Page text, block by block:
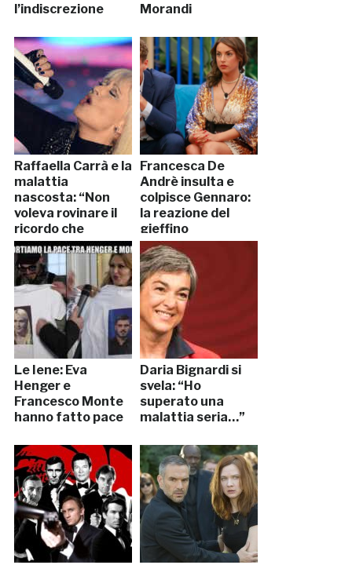
l’indiscrezione
Morandi
Raffaella Carrà e la
malattia
nascosta: “Non
voleva rovinare il
ricordo che
avevamo di lei”
Francesca De
Andrè insulta e
colpisce Gennaro:
la reazione del
gieffino
Le Iene: Eva
Henger e
Francesco Monte
hanno fatto pace
Daria Bignardi si
svela: “Ho
superato una
malattia seria…”